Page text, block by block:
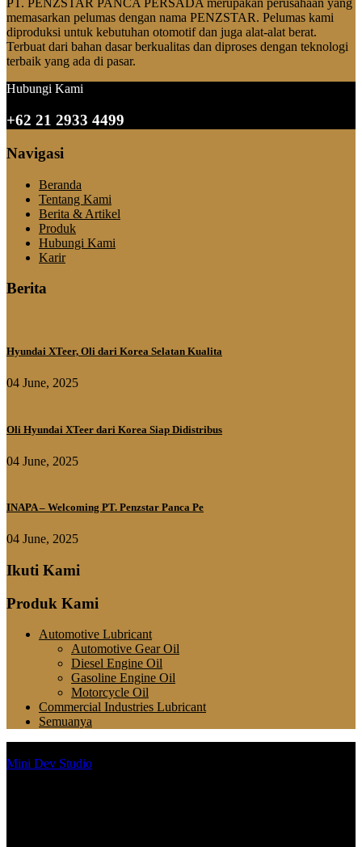
PT. PENZSTAR PANCA PERSADA merupakan perusahaan yang
memasarkan pelumas dengan nama PENZSTAR. Pelumas kami
diproduksi untuk kebutuhan otomotif dan juga alat-alat berat.
Terbuat dari bahan dasar berkualitas dan diproses dengan teknologi
terbaik yang ada di pasar.
Hubungi Kami
+62 21 2933 4499
Navigasi
Beranda
Tentang Kami
Berita & Artikel
Produk
Hubungi Kami
Karir
Berita
Hyundai XTeer, Oli dari Korea Selatan Kualita
04 June, 2025
Oli Hyundai XTeer dari Korea Siap Didistribus
04 June, 2025
INAPA – Welcoming PT. Penzstar Panca Pe
04 June, 2025
Ikuti Kami
Produk Kami
Automotive Lubricant
Automotive Gear Oil
Diesel Engine Oil
Gasoline Engine Oil
Motorcycle Oil
Commercial Industries Lubricant
Semuanya
Mini Dev Studio